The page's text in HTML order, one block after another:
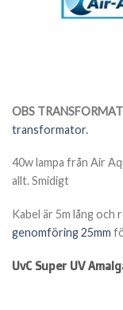
OBS
transformator.
40w lampa från Air
allt. Smidigt
Kabel är 5m lång och
genomföring 25mm
UvC Super UV